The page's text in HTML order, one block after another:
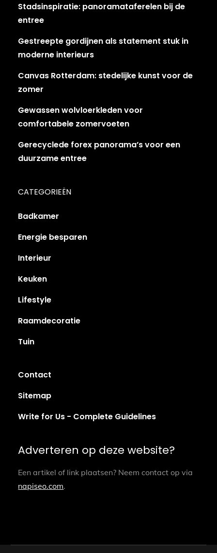
Stadsinspiratie: panoramataferelen bij de
entree
Gestreepte gordijnen als statement stuk in
moderne interieurs
Canvas Rotterdam: stedelijke kunst voor de
zomer
Gewassen wolvloerkleden voor
comfortabele zomervoeten
Gerecyclede forex panorama’s voor een
duurzame entree
CATEGORIEËN
Badkamer
Energie besparen
Interieur
Keuken
Lifestyle
Raamdecoratie
Tuin
Contact
Sitemap
Write for Us - Complete Guidelines
Adverteren op deze website?
Een artikel of link plaatsen? Neem contact op via
napiseo.com.